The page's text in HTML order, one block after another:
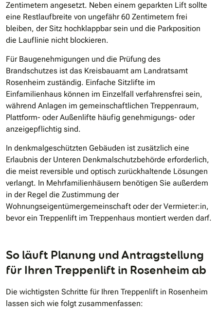
Zentimetern angesetzt. Neben einem geparkten Lift sollte
eine Restlaufbreite von ungefähr 60 Zentimetern frei
bleiben, der Sitz hochklappbar sein und die Parkposition
die Lauflinie nicht blockieren.
Für Baugenehmigungen und die Prüfung des
Brandschutzes ist das Kreisbauamt am Landratsamt
Rosenheim zuständig. Einfache Sitzlifte im
Einfamilienhaus können im Einzelfall verfahrensfrei sein,
während Anlagen im gemeinschaftlichen Treppenraum,
Plattform- oder Außenlifte häufig genehmigungs- oder
anzeigepflichtig sind.
In denkmalgeschützten Gebäuden ist zusätzlich eine
Erlaubnis der Unteren Denkmalschutzbehörde erforderlich,
die meist reversible und optisch zurückhaltende Lösungen
verlangt. In Mehrfamilienhäusern benötigen Sie außerdem
in der Regel die Zustimmung der
Wohnungseigentümergemeinschaft oder der Vermieter:in,
bevor ein Treppenlift im Treppenhaus montiert werden darf.
So läuft Planung und Antragstellung
für Ihren Treppenlift in Rosenheim ab
Die wichtigsten Schritte für Ihren Treppenlift in Rosenheim
lassen sich wie folgt zusammenfassen: